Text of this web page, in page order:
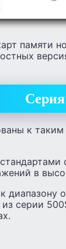
памяти
Серия
к
в
серии